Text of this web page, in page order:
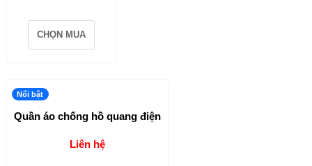
CHỌN MUA
Nổi bật
Quần áo chống hồ quang điện
Liên hệ